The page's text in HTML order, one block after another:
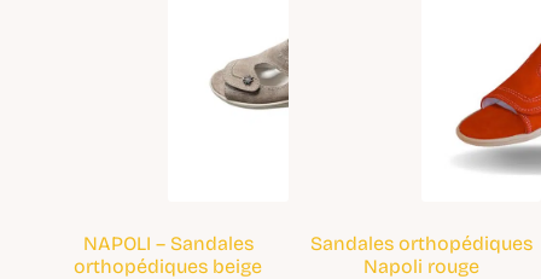
NAPOLI – Sandales
orthopédiques beige
Sandales orthopédiques
Napoli rouge